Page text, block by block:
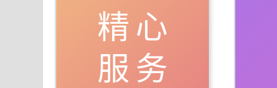
精心
服务